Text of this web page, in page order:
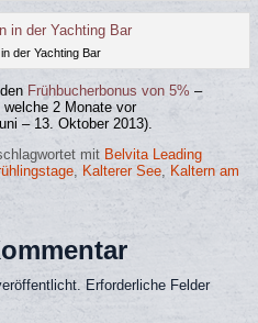
der Yachting Bar
Frühbucherbonus von 5% –
2 Monate vor
– 13. Oktober 2013).
mit Belvita Leading
, Kalterer See, Kaltern am
Erforderliche Felder